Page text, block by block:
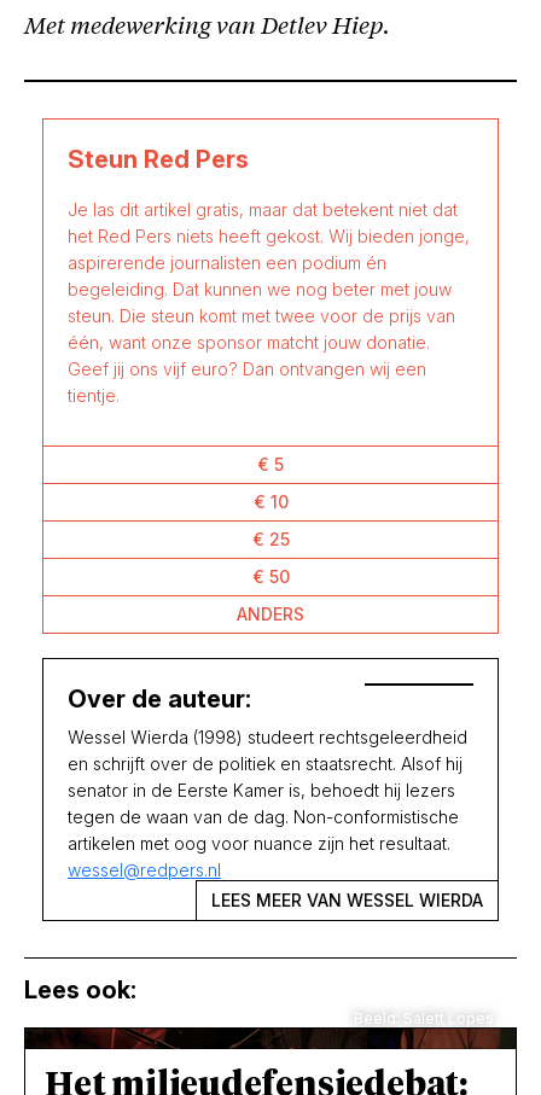
Met medewerking van Detlev Hiep.
Steun Red Pers
Je las dit artikel gratis, maar dat betekent niet dat
het Red Pers niets heeft gekost. Wij bieden jonge,
aspirerende journalisten een podium én
begeleiding. Dat kunnen we nog beter met jouw
steun. Die steun komt met twee voor de prijs van
één, want onze sponsor matcht jouw donatie.
Geef jij ons vijf euro? Dan ontvangen wij een
tientje.
€ 5
€ 10
€ 25
€ 50
ANDERS
Over de auteur:
Wessel Wierda (1998) studeert rechtsgeleerdheid
en schrijft over de politiek en staatsrecht. Alsof hij
senator in de Eerste Kamer is, behoedt hij lezers
tegen de waan van de dag. Non-conformistische
artikelen met oog voor nuance zijn het resultaat.
wessel@redpers.nl
LEES MEER VAN WESSEL WIERDA
Lees ook:
Beeld: Salett Lopes
Het milieudefensiedebat: